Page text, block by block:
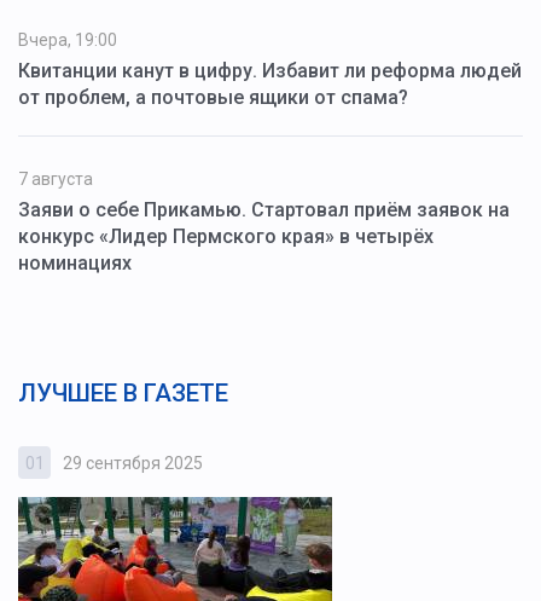
Вчера, 19:00
Квитанции канут в цифру. Избавит ли реформа людей
от проблем, а почтовые ящики от спама?
7 августа
Заяви о себе Прикамью. Стартовал приём заявок на
конкурс «Лидер Пермского края» в четырёх
номинациях
ЛУЧШЕЕ В ГАЗЕТЕ
01 29 сентября 2025